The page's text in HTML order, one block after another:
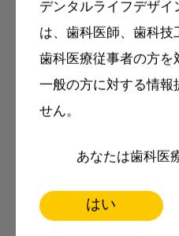
デンタルライフデザイ
は、歯科医師、歯科
歯科医療従事者の方を
一般の方に対する情報
せん。
あなたは歯科医
はい
モリタ友の会に登録い
フデザインをもっと便
ができます。